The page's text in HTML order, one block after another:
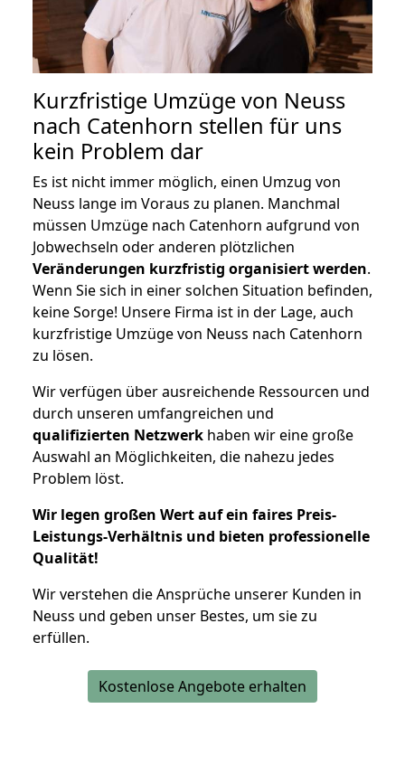
Kurzfristige Umzüge von Neuss
nach Catenhorn stellen für uns
kein Problem dar
Es ist nicht immer möglich, einen Umzug von
Neuss lange im Voraus zu planen. Manchmal
müssen Umzüge nach Catenhorn aufgrund von
Jobwechseln oder anderen plötzlichen
Veränderungen kurzfristig organisiert werden.
Wenn Sie sich in einer solchen Situation befinden,
keine Sorge! Unsere Firma ist in der Lage, auch
kurzfristige Umzüge von Neuss nach Catenhorn
zu lösen.
Wir verfügen über ausreichende Ressourcen und
durch unseren umfangreichen und
qualifizierten Netzwerk haben wir eine große
Auswahl an Möglichkeiten, die nahezu jedes
Problem löst.
Wir legen großen Wert auf ein faires Preis-
Leistungs-Verhältnis und bieten professionelle
Qualität!
Wir verstehen die Ansprüche unserer Kunden in
Neuss und geben unser Bestes, um sie zu
erfüllen.
Kostenlose Angebote erhalten